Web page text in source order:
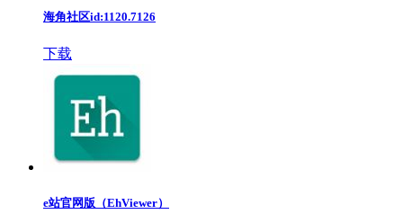
海角社区id:1120.7126
下载
e站官网版（EhViewer）